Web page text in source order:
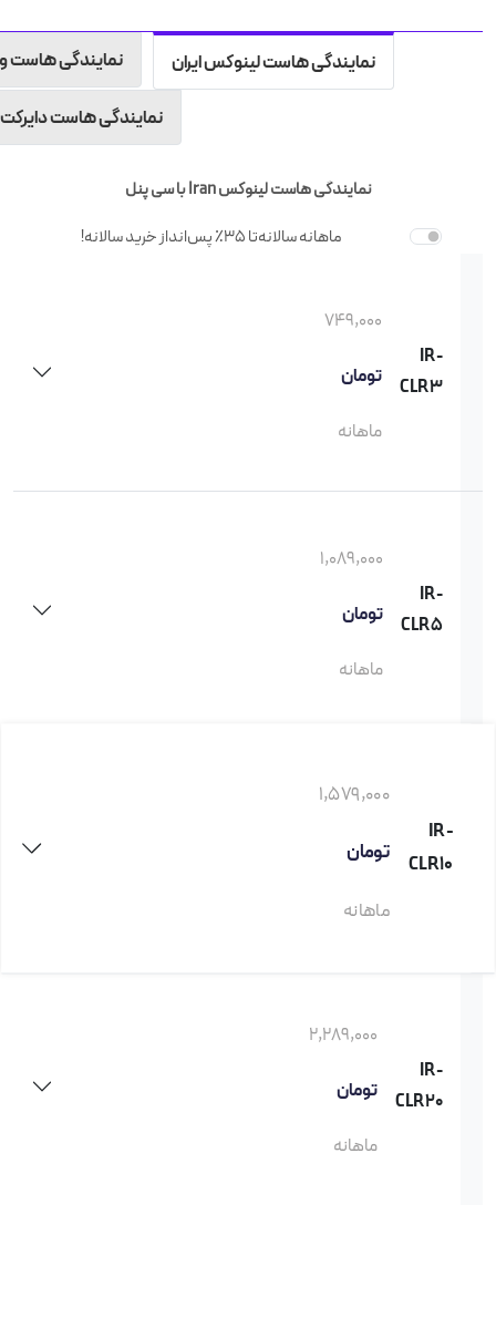
نمایندگی هاست لینوکس ایران نمایندگی هاست
نمایندگی هاست دایرکت
نمایندگی هاست لینوکس Iran با سی پنل
ماهانهسالانهتا 35٪ پس‌انداز خرید سالانه!
IR-
CLR3
749,000
تومان
ماهانه
IR-
CLR5
1,089,000
تومان
ماهانه
IR-
CLR10
1,579,000
تومان
ماهانه
IR-
CLR20
2,289,000
تومان
ماهانه